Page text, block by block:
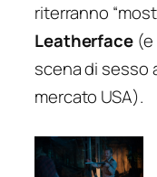
riterranno
Leatherface(e
scena di sesso
mercato USA).